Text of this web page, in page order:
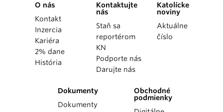
O nás
Kontakt
Inzercia
Kariéra
2% dane
História
Kontaktujte
nás
Staň sa
reportérom
KN
Podporte nás
Darujte nás
Katolícke
noviny
Aktuálne
číslo
Dokumenty
Dokumenty
Obchodné
podmienky